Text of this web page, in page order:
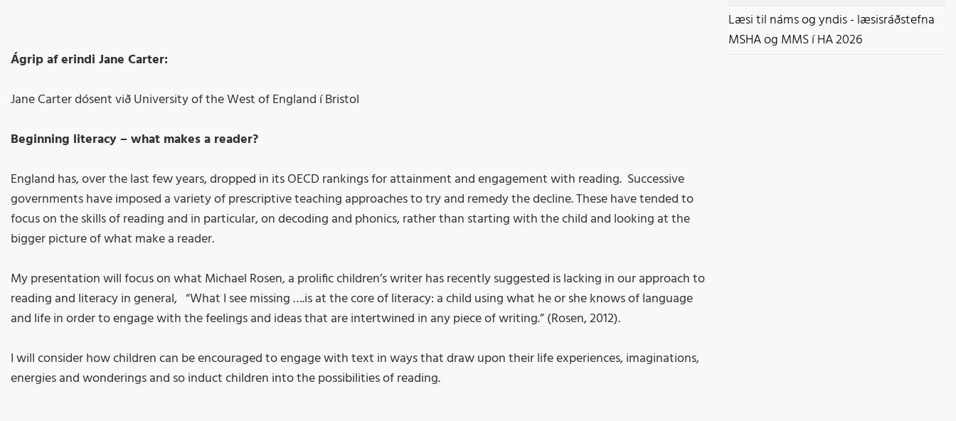
Ágrip af erindi Jane Carter:
Jane Carter dósent við University of the West of England í Bristol
Beginning literacy – what makes a reader?
England has, over the last few years, dropped in its OECD rankings for attainment and engagement with reading. Successive
governments have imposed a variety of prescriptive teaching approaches to try and remedy the decline. These have tended to
focus on the skills of reading and in particular, on decoding and phonics, rather than starting with the child and looking at the
bigger picture of what make a reader.
My presentation will focus on what Michael Rosen, a prolific children’s writer has recently suggested is lacking in our approach to
reading and literacy in general, “What I see missing ….is at the core of literacy: a child using what he or she knows of language
and life in order to engage with the feelings and ideas that are intertwined in any piece of writing.” (Rosen, 2012).
I will consider how children can be encouraged to engage with text in ways that draw upon their life experiences, imaginations,
energies and wonderings and so induct children into the possibilities of reading.
Læsi til náms og yndis - læsisráðstefna
MSHA og MMS í HA 2026